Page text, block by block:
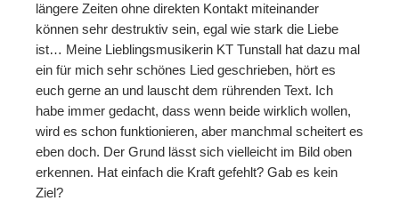
längere Zeiten ohne direkten Kontakt miteinander
können sehr destruktiv sein, egal wie stark die Liebe
ist… Meine Lieblingsmusikerin KT Tunstall hat dazu mal
ein für mich sehr schönes Lied geschrieben, hört es
euch gerne an und lauscht dem rührenden Text. Ich
habe immer gedacht, dass wenn beide wirklich wollen,
wird es schon funktionieren, aber manchmal scheitert es
eben doch. Der Grund lässt sich vielleicht im Bild oben
erkennen. Hat einfach die Kraft gefehlt? Gab es kein
Ziel?